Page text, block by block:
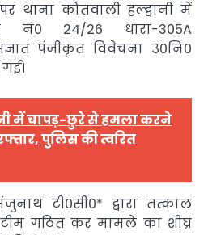
थाना कोतवाली हल्द्वानी में
24/26 धारा-305A
पंजीकृत विवेचना उ0नि0
में चापड़-छुरे से हमला करने
पुलिस की त्वरित
टी0सी0* द्वारा तत्काल
गठित कर मामले का शीघ्र